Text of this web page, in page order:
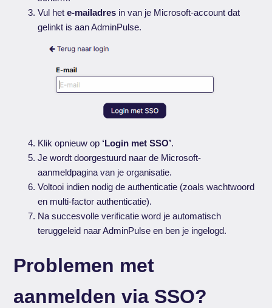
Vul hete-mailadres in van je Microsoft-account dat
gelinkt is aan AdminPulse.
Klik opnieuw op ‘Login met SSO’.
Je wordt doorgestuurd naar de Microsoft-
aanmeldpagina van je organisatie.
Voltooi indien nodig de authenticatie (zoals wachtwoord
en multi-factor authenticatie).
Na succesvolle verificatie word je automatisch
teruggeleid naar AdminPulse en ben je ingelogd.
Problemen met
aanmelden via SSO?